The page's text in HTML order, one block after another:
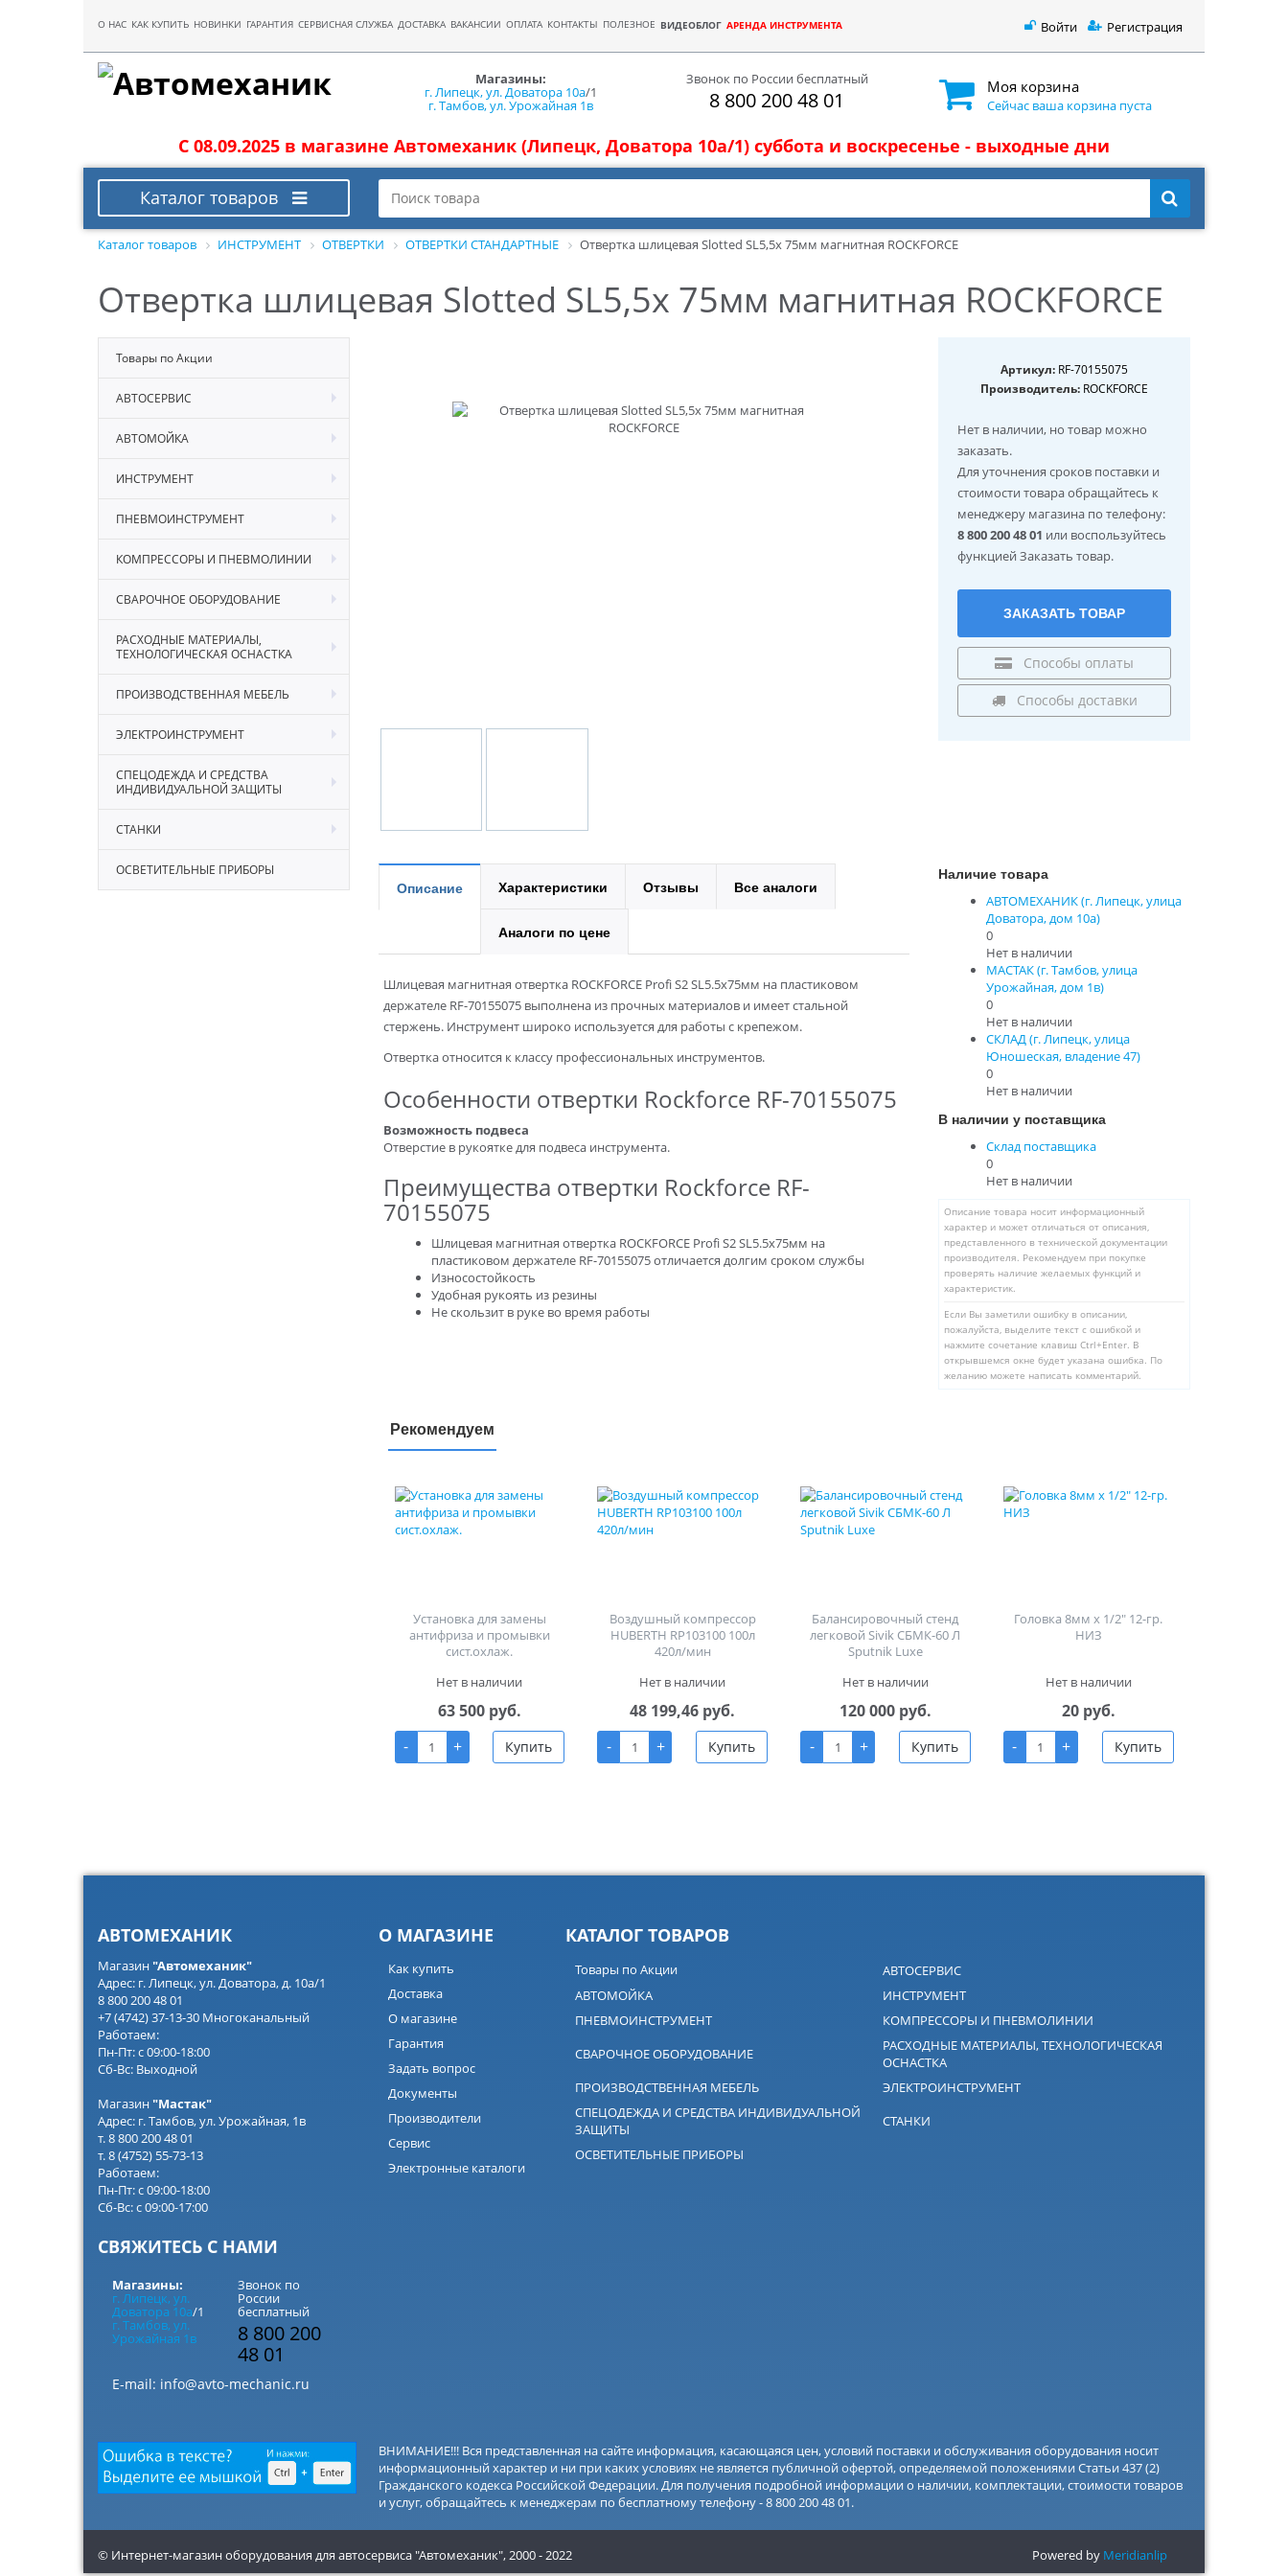
О НАС КАК КУПИТЬ НОВИНКИ ГАРАНТИЯ СЕРВИСНАЯ СЛУЖБА ДОСТАВКА ВАКАНСИИ ОПЛАТА КОНТАКТЫ ПОЛЕЗНОЕ ВИДЕОБЛОГ АРЕНДА ИНСТРУМЕНТА Войти Регистрация
Магазины:
г. Липецк, ул. Доватора 10а/1
г. Тамбов, ул. Урожайная 1в
Звонок по России бесплатный
8 800 200 48 01
Моя корзина
Сейчас ваша корзина пуста
С 08.09.2025 в магазине Автомеханик (Липецк, Доватора 10а/1) суббота и воскресенье - выходные дни
Каталог товаров
Каталог товаров ИНСТРУМЕНТ ОТВЕРТКИ ОТВЕРТКИ СТАНДАРТНЫЕ Отвертка шлицевая Slotted SL5,5х 75мм магнитная ROCKFORCE
Отвертка шлицевая Slotted SL5,5х 75мм магнитная ROCKFORCE
Товары по Акции
АВТОСЕРВИС
АВТОМОЙКА
ИНСТРУМЕНТ
ПНЕВМОИНСТРУМЕНТ
КОМПРЕССОРЫ И ПНЕВМОЛИНИИ
СВАРОЧНОЕ ОБОРУДОВАНИЕ
РАСХОДНЫЕ МАТЕРИАЛЫ,
ТЕХНОЛОГИЧЕСКАЯ ОСНАСТКА
ПРОИЗВОДСТВЕННАЯ МЕБЕЛЬ
ЭЛЕКТРОИНСТРУМЕНТ
СПЕЦОДЕЖДА И СРЕДСТВА
ИНДИВИДУАЛЬНОЙ ЗАЩИТЫ
СТАНКИ
ОСВЕТИТЕЛЬНЫЕ ПРИБОРЫ
Артикул: RF-70155075
Производитель: ROCKFORCE
Нет в наличии, но товар можно
заказать.
Для уточнения сроков поставки и
стоимости товара обращайтесь к
менеджеру магазина по телефону:
8 800 200 48 01 или воспользуйтесь
функцией Заказать товар.
ЗАКАЗАТЬ ТОВАР
Способы оплаты
Способы доставки
Описание Характеристики Отзывы Все аналоги
Аналоги по цене
Шлицевая магнитная отвертка ROCKFORCE Profi S2 SL5.5х75мм на пластиковом
держателе RF-70155075 выполнена из прочных материалов и имеет стальной
стержень. Инструмент широко используется для работы с крепежом.
Отвертка относится к классу профессиональных инструментов.
Особенности отвертки Rockforce RF-70155075
Возможность подвеса
Отверстие в рукоятке для подвеса инструмента.
Преимущества отвертки Rockforce RF-
70155075
Шлицевая магнитная отвертка ROCKFORCE Profi S2 SL5.5х75мм на
пластиковом держателе RF-70155075 отличается долгим сроком службы
Износостойкость
Удобная рукоять из резины
Не скользит в руке во время работы
Наличие товара
АВТОМЕХАНИК (г. Липецк, улица
Доватора, дом 10а)
0
Нет в наличии
МАСТАК (г. Тамбов, улица
Урожайная, дом 1в)
0
Нет в наличии
СКЛАД (г. Липецк, улица
Юношеская, владение 47)
0
Нет в наличии
В наличии у поставщика
Склад поставщика
0
Нет в наличии
Описание товара носит информационный
характер и может отличаться от описания,
представленного в технической документации
производителя. Рекомендуем при покупке
проверять наличие желаемых функций и
характеристик.
Если Вы заметили ошибку в описании,
пожалуйста, выделите текст с ошибкой и
нажмите сочетание клавиш Ctrl+Enter. В
открывшемся окне будет указана ошибка. По
желанию можете написать комментарий.
Рекомендуем
Установка для замены
антифриза и промывки
сист.охлаж.
Нет в наличии
63 500 руб.
-
+ Купить
Воздушный компрессор
HUBERTH RP103100 100л
420л/мин
Нет в наличии
48 199,46 руб.
-
+ Купить
Балансировочный стенд
легковой Sivik СБМК-60 Л
Sputnik Luxe
Нет в наличии
120 000 руб.
-
+ Купить
Головка 8мм х 1/2" 12-гр.
НИЗ
Нет в наличии
20 руб.
-
+ Купить
АВТОМЕХАНИК
Магазин"Автомеханик"
Адрес: г. Липецк, ул. Доватора, д. 10а/1
8 800 200 48 01
+7 (4742) 37-13-30 Многоканальный
Работаем:
Пн-Пт: с 09:00-18:00
Сб-Вс: Выходной
Магазин "Мастак"
Адрес: г. Тамбов, ул. Урожайная, 1в
т. 8 800 200 48 01
т. 8 (4752) 55-73-13
Работаем:
Пн-Пт: с 09:00-18:00
Сб-Вс: с 09:00-17:00
СВЯЖИТЕСЬ С НАМИ
Магазины:
г. Липецк, ул.
Доватора 10а/1
г. Тамбов, ул.
Урожайная 1в
Звонок по
России
бесплатный
8 800 200
48 01
E-mail: info@avto-mechanic.ru
О МАГАЗИНЕ
Как купить
Доставка
О магазине
Гарантия
Задать вопрос
Документы
Производители
Сервис
Электронные каталоги
КАТАЛОГ ТОВАРОВ
Товары по Акции
АВТОСЕРВИС
АВТОМОЙКА
ИНСТРУМЕНТ
ПНЕВМОИНСТРУМЕНТ
КОМПРЕССОРЫ И ПНЕВМОЛИНИИ
СВАРОЧНОЕ ОБОРУДОВАНИЕ
РАСХОДНЫЕ МАТЕРИАЛЫ, ТЕХНОЛОГИЧЕСКАЯ
ОСНАСТКА
ПРОИЗВОДСТВЕННАЯ МЕБЕЛЬ
ЭЛЕКТРОИНСТРУМЕНТ
СПЕЦОДЕЖДА И СРЕДСТВА ИНДИВИДУАЛЬНОЙ
ЗАЩИТЫ
СТАНКИ
ОСВЕТИТЕЛЬНЫЕ ПРИБОРЫ
ВНИМАНИЕ!!! Вся представленная на сайте информация, касающаяся цен, условий поставки и обслуживания оборудования носит
информационный характер и ни при каких условиях не является публичной офертой, определяемой положениями Статьи 437 (2)
Гражданского кодекса Российской Федерации. Для получения подробной информации о наличии, комплектации, стоимости товаров
и услуг, обращайтесь к менеджерам по бесплатному телефону - 8 800 200 48 01.
© Интернет-магазин оборудования для автосервиса "Автомеханик",2000 - 2022 Powered by Meridianlip